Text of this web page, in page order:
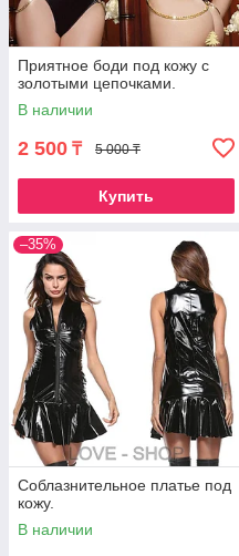
Приятное боди под кожу с
золотыми цепочками.
В наличии
2 500 ₸ 5 000 ₸
Купить
–35%
Соблазнительное платье под
кожу.
В наличии